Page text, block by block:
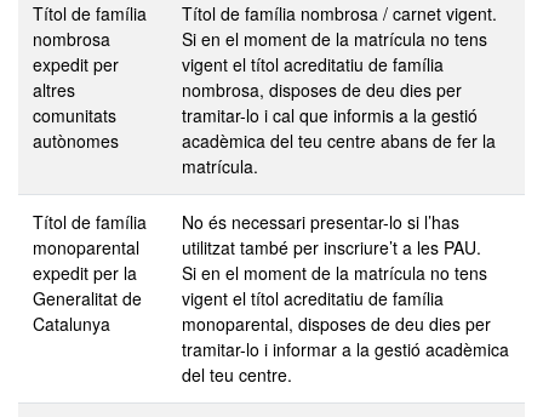
Títol de família
nombrosa
expedit per
altres
comunitats
autònomes
Títol de família nombrosa / carnet vigent.
Si en el moment de la matrícula no tens
vigent el títol acreditatiu de família
nombrosa, disposes de deu dies per
tramitar-lo i cal que informis a la gestió
acadèmica del teu centre abans de fer la
matrícula.
Títol de família
monoparental
expedit per la
Generalitat de
Catalunya
No és necessari presentar-lo si l’has
utilitzat també per inscriure’t a les PAU.
Si en el moment de la matrícula no tens
vigent el títol acreditatiu de família
monoparental, disposes de deu dies per
tramitar-lo i informar a la gestió acadèmica
del teu centre.